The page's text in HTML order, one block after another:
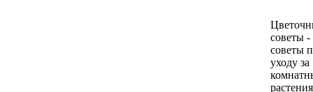
советы -
советы
уходу за